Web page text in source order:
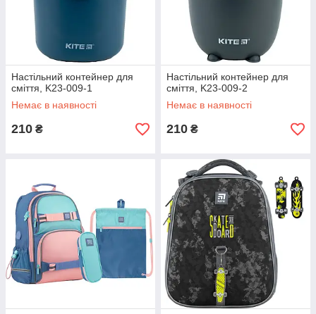
Настільний контейнер для
сміття, K23-009-1
Немає в наявності
210 ₴
Настільний контейнер для
сміття, K23-009-2
Немає в наявності
210 ₴